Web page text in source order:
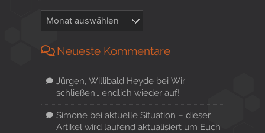
Neueste Kommentare
Jürgen, Willibald Heydebei Wir
schließen… endlich wieder auf!
Simonebei aktuelle Situation – dieser
Artikel wird laufend aktualisiert um Euch